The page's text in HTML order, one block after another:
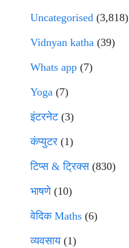
Uncategorised (3,818)
Vidnyan katha (39)
Whats app (7)
Yoga (7)
इंटरनेट(3)
कंप्युटर (1)
टिप्स & ट्रिक्स(830)
भाषणे(10)
वेदिक Maths (6)
व्यवसाय(1)